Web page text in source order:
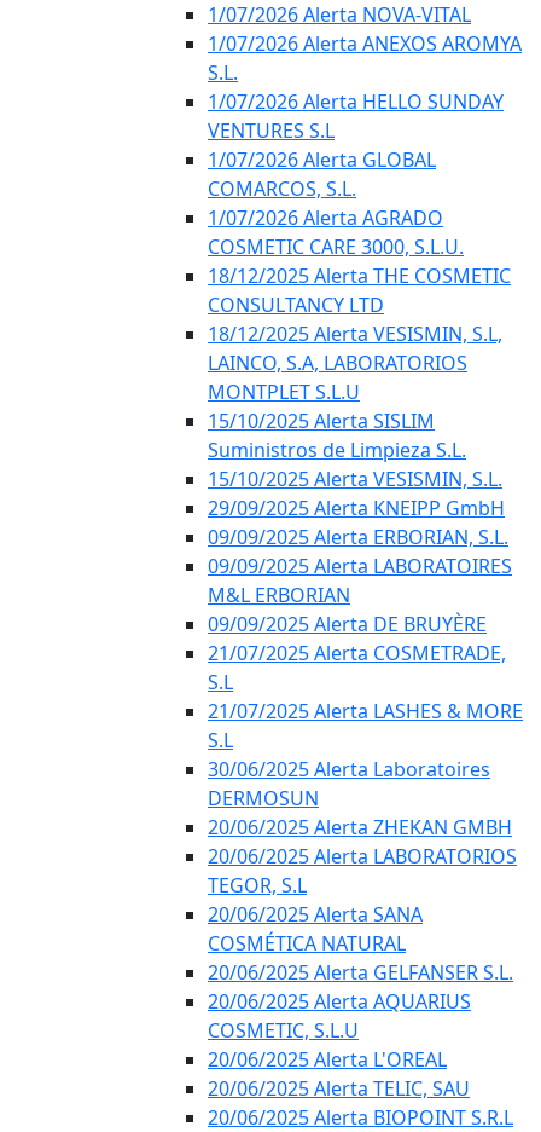
1/07/2026 Alerta NOVA-VITAL
1/07/2026 Alerta ANEXOS AROMYA
S.L.
1/07/2026 Alerta HELLO SUNDAY
VENTURES S.L
1/07/2026 Alerta GLOBAL
COMARCOS, S.L.
1/07/2026 Alerta AGRADO
COSMETIC CARE 3000, S.L.U.
18/12/2025 Alerta THE COSMETIC
CONSULTANCY LTD
18/12/2025 Alerta VESISMIN, S.L,
LAINCO, S.A, LABORATORIOS
MONTPLET S.L.U
15/10/2025 Alerta SISLIM
Suministros de Limpieza S.L.
15/10/2025 Alerta VESISMIN, S.L.
29/09/2025 Alerta KNEIPP GmbH
09/09/2025 Alerta ERBORIAN, S.L.
09/09/2025 Alerta LABORATOIRES
M&L ERBORIAN
09/09/2025 Alerta DE BRUYÈRE
21/07/2025 Alerta COSMETRADE,
S.L
21/07/2025 Alerta LASHES & MORE
S.L
30/06/2025 Alerta Laboratoires
DERMOSUN
20/06/2025 Alerta ZHEKAN GMBH
20/06/2025 Alerta LABORATORIOS
TEGOR, S.L
20/06/2025 Alerta SANA
COSMÉTICA NATURAL
20/06/2025 Alerta GELFANSER S.L.
20/06/2025 Alerta AQUARIUS
COSMETIC, S.L.U
20/06/2025 Alerta L'OREAL
20/06/2025 Alerta TELIC, SAU
20/06/2025 Alerta BIOPOINT S.R.L